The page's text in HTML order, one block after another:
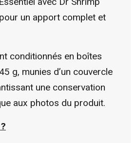
un apport complet et
conditionnés en boîtes
g, munies d’un couvercle
une conservation
aux photos du produit.